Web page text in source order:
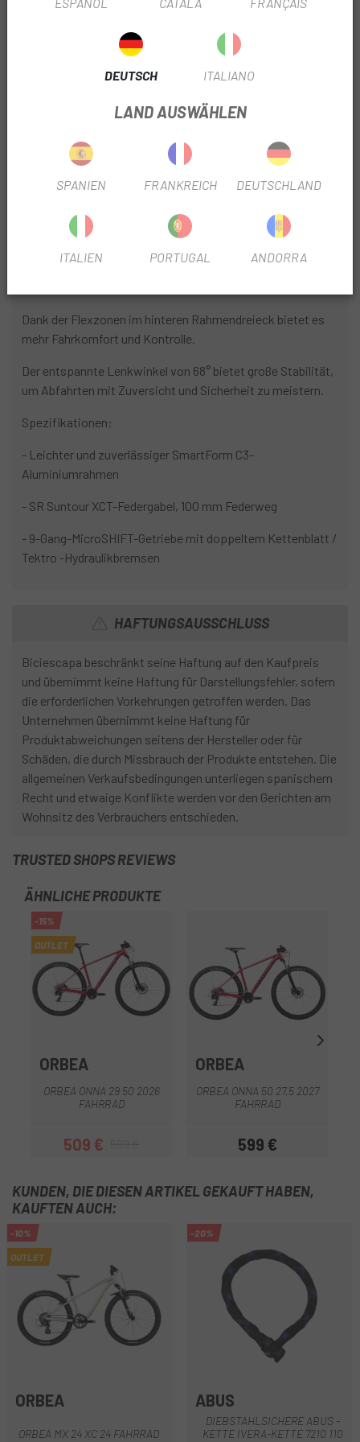
FEDERWEG GABEL
-TELESKOPPFOSTEN NEIN
DURCHMESSER DER SCHEIBE
einen leichten und agilen Rahmen, der alles andere in seiner
Dank der Flexzonen im hinteren Rahmendreieck bietet es
mehr Fahrkomfort und Kontrolle.
Der entspannte Lenkwinkel von 68° bietet große Stabilität,
um Abfahrten mit Zuversicht und Sicherheit zu meistern.
Spezifikationen:
- Leichter und zuverlässiger SmartForm C3-
Aluminiumrahmen
- SR Suntour XCT-Federgabel, 100 mm Federweg
- 9-Gang-MicroSHIFT-Getriebe mit doppeltem Kettenblatt /
Tektro -Hydraulikbremsen
HAFTUNGSAUSSCHLUSS
Biciescapa beschränkt seine Haftung auf den Kaufpreis
und übernimmt keine Haftung für Darstellungsfehler, sofern
die erforderlichen Vorkehrungen getroffen werden. Das
Unternehmen übernimmt keine Haftung für
Produktabweichungen seitens der Hersteller oder für
Schäden, die durch Missbrauch der Produkte entstehen. Die
allgemeinen Verkaufsbedingungen unterliegen spanischem
Recht und etwaige Konflikte werden vor den Gerichten am
Wohnsitz des Verbrauchers entschieden.
TRUSTED SHOPS REVIEWS
ÄHNLICHE PRODUKTE
-15%
OUTLET
ORBEA
ORBEA ONNA 29 50 2026
FAHRRAD
Preis
509 €Regulärer Preis
ORBEA
ORBEA ONNA 50 27,5 2027
FAHRRAD
Preis
599 €
KUNDEN, DIE DIESEN ARTIKEL GEKAUFT HABEN,
KAUFTEN AUCH:
-10%
OUTLET
ORBEA
ORBEA MX 24 XC 24 FAHRRAD
-20%
ABUS
DIEBSTAHLSICHERE ABUS -
KETTE IVERA-KETTE 7210 110
DEUTSCH ITALIANO
LAND AUSWÄHLEN
SPANIEN FRANKREICH DEUTSCHLAND
ITALIEN PORTUGAL ANDORRA